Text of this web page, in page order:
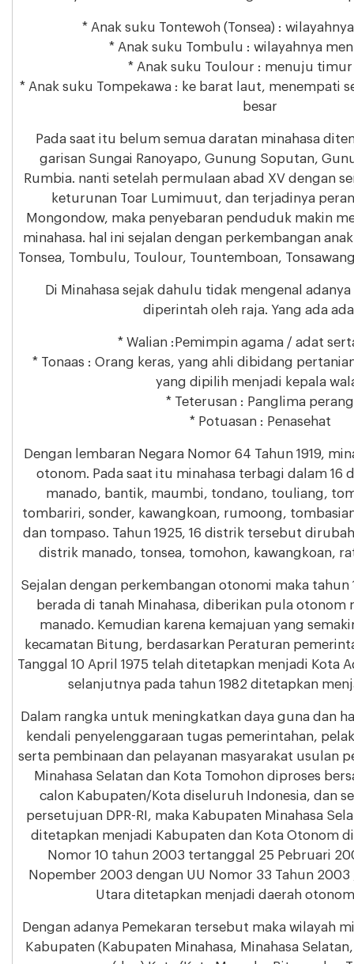
* Anak suku Tontewoh (Tonsea) :
* Anak suku Tombulu : wilayahnya
* Anak suku Toulour : menuju timur
* Anak suku Tompekawa : ke barat laut, menempati
besar
Pada saat itu belum semua daratan minahasa
garisan Sungai Ranoyapo, Gunung Soputan,
Rumbia. nanti setelah permulaan abad XV dengan
keturunan Toar Lumimuut, dan terjadinya
Mongondow, maka penyebaran penduduk makin
minahasa. hal ini sejalan dengan perkembangan
Tonsea, Tombulu, Toulour, Tountemboan,
Di Minahasa sejak dahulu tidak mengenal
diperintah oleh raja. Yang ada
* Walian :Pemimpin agama / adat
* Tonaas : Orang keras, yang ahli dibidang
yang dipilih menjadi kepala
* Teterusan : Panglima perang
* Potuasan : Penasehat
Dengan lembaran Negara Nomor 64 Tahun 1919,
otonom. Pada saat itu minahasa terbagi dalam 16
manado, bantik, maumbi, tondano, touliang,
tombariri, sonder, kawangkoan, rumoong,
dan tompaso. Tahun 1925, 16 distrik tersebut
distrik manado, tonsea, tomohon, kawangkoan,
Sejalan dengan perkembangan otonomi maka tahun
berada di tanah Minahasa, diberikan pula otonom
manado. Kemudian karena kemajuan yang
kecamatan Bitung, berdasarkan Peraturan
Tanggal 10 April 1975 telah ditetapkan menjadi Kota
selanjutnya pada tahun 1982 ditetapkan
Dalam rangka untuk meningkatkan daya guna dan
kendali penyelenggaraan tugas pemerintahan,
serta pembinaan dan pelayanan masyarakat usulan
Minahasa Selatan dan Kota Tomohon diproses
calon Kabupaten/Kota diseluruh Indonesia, dan
persetujuan DPR-RI, maka Kabupaten Minahasa
ditetapkan menjadi Kabupaten dan Kota Otonom
Nomor 10 tahun 2003 tertanggal 25 Pebruari
Nopember 2003 dengan UU Nomor 33 Tahun 2003
Utara ditetapkan menjadi daerah
Dengan adanya Pemekaran tersebut maka wilayah
Kabupaten (Kabupaten Minahasa, Minahasa